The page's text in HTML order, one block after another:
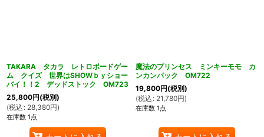
TAKARA タカラ レトロボードゲー
ム クイズ 世界はSHOWｂｙショー
バイ！！2 デッドストック OM723
25,800円(税別)
(税込 : 28,380円)
在庫数 1点
魔法のプリンセス ミンキーモモ カ
ンカンパック OM722
19,800円(税別)
(税込 : 21,780円)
在庫数 1点